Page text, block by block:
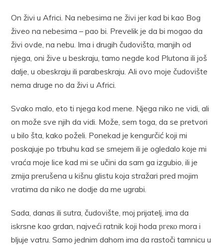
On živi u Africi. Na nebesima ne živi jer kad bi kao Bog
živeo na nebesima – pao bi. Prevelik je da bi mogao da
živi ovde, na nebu. Ima i drugih čudovišta, manjih od
njega, oni žive u beskraju, tamo negde kod Plutona ili još
dalje, u obeskraju ili parabeskraju. Ali ovo moje čudovište
nema druge no da živi u Africi.
Svako malo, eto ti njega kod mene. Njega niko ne vidi, ali
on može sve njih da vidi. Može, sem toga, da se pretvori
u bilo šta, kako poželi. Ponekad je kengurčić koji mi
poskajuje po trbuhu kad se smejem ili je ogledalo koje mi
vraća moje lice kad mi se učini da sam ga izgubio, ili je
zmija prerušena u kišnu glistu koja stražari pred mojim
vratima da niko ne dodje da me ugrabi.
Sada, danas ili sutra, čudovište, moj prijatelj, ima da
iskrsne kao grdan, najveći ratnik koji hoda ргеко mora i
bljuje vatru. Samo jednim dahom ima da rastoči tamnicu u